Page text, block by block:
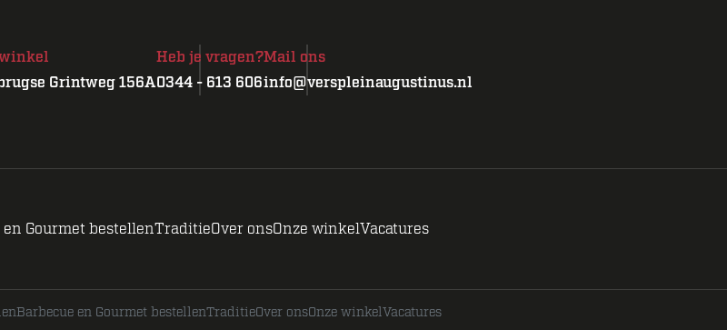
Grintweg 156A
Heb je vragen?
0344 - 613 606
Mail ons
info@verspleinaugustinus.nl
en Gourmet bestellenTraditieOver onsOnze winkelVacatures
Barbecue en Gourmet bestellenTraditieOver onsOnze winkelVacatures